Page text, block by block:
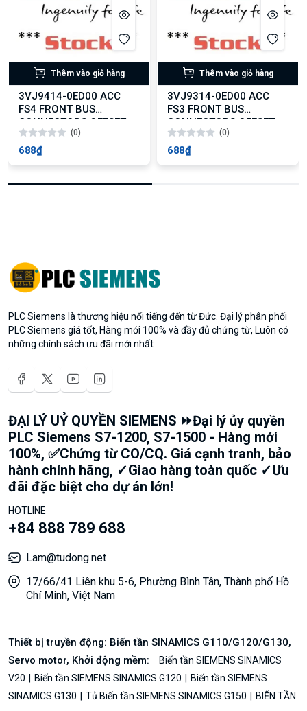
Thêm vào giỏ hàng
3VJ9414-0ED00 ACC
FS4 FRONT BUS
CONNECTORS OFFSET
4PCS
(0)
688₫
Thêm vào giỏ hàng
3VJ9314-0ED00 ACC
FS3 FRONT BUS
CONNECTORS OFFSET
4PCS
(0)
688₫
PLC Siemens là thương hiệu nổi tiếng đến từ Đức. Đại lý phân phối
PLC Siemens giá tốt, Hàng mới 100% và đầy đủ chứng từ, Luôn có
những chính sách ưu đãi mới nhất
ĐẠI LÝ UỶ QUYỀN SIEMENS ⏩Đại lý ủy quyền
PLC Siemens S7-1200, S7-1500 - Hàng mới
100%, ✅Chứng từ CO/CQ. Giá cạnh tranh, bảo
hành chính hãng, ✓Giao hàng toàn quốc ✓Ưu
đãi đặc biệt cho dự án lớn!
HOTLINE
+84 888 789 688
Lam@tudong.net
17/66/41 Liên khu 5-6, Phường Bình Tân, Thành phố Hồ
Chí Minh, Việt Nam
Thiết bị truyền động: Biến tần SINAMICS G110/G120/G130,
Servo motor, Khởi động mềm:
Biến tần SIEMENS SINAMICS
V20
Biến tần SIEMENS SINAMICS G120
Biến tần SIEMENS
SINAMICS G130
Tủ Biến tần SIEMENS SINAMICS G150 BIẾN TẦN